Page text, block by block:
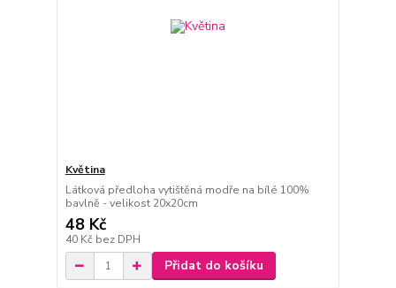
Květina
Látková předloha vytištěná modře na bílé 100%
bavlně - velikost 20x20cm
48 Kč
40 Kč bez DPH
Přidat do košíku